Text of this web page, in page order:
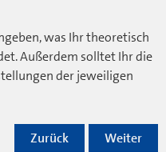
was Ihr theoretisch
Außerdem solltet Ihr die
der jeweiligen
Weiter
Zurück